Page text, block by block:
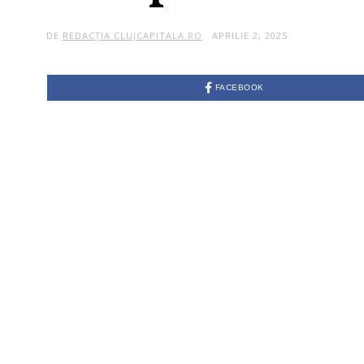
DE REDACȚIA CLUJCAPITALA.RO APRILIE 2, 2025
FACEBOOK